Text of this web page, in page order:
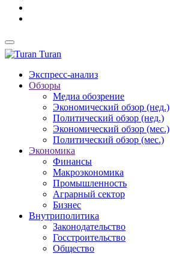
Turan
Экспресс-анализ
Обзоры
Медиа обозрение
Экономический обзор (нед.)
Политический обзор (нед.)
Экономический обзор (мес.)
Политический обзор (мес.)
Экономика
Финансы
Макроэкономика
Промышленность
Аграрный сектор
Бизнес
Внутриполитика
Законодательство
Госстроительство
Общество